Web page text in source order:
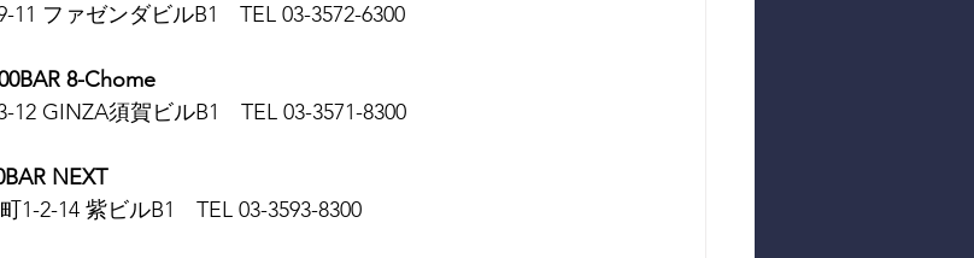
ファゼンダビルB1　TEL 03-3572-6300
8-Chome
GINZA須賀ビルB1　TEL 03-3571-8300
NEXT
1-2-14 紫ビルB1　TEL 03-3593-8300